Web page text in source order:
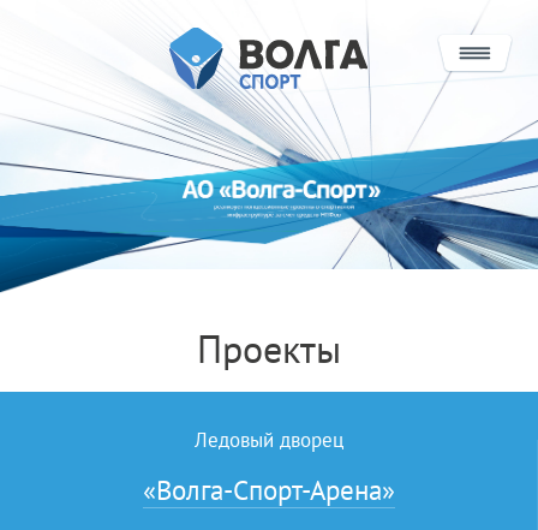
О КОМПАНИИ
ПРОЕКТЫ
ИНВЕСТОРАМ
НПФ И ИНФРАСТРУКТУРНЫЕ ПРОЕКТЫ
Проекты
Ледовый дворец
«Волга-Спорт-Арена»